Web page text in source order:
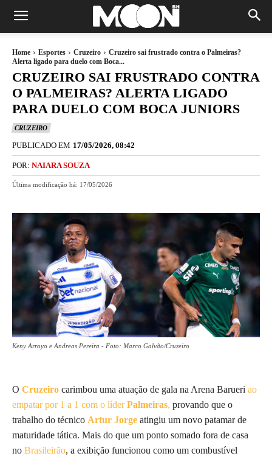
Home Esportes Cruzeiro
Cruzeiro sai frustrado contra o Palmeiras?
Alerta ligado para duelo com Boca...
CRUZEIRO SAI FRUSTRADO CONTRA
O PALMEIRAS? ALERTA LIGADO
PARA DUELO COM BOCA JUNIORS
CRUZEIRO
PUBLICADO EM 17/05/2026, 08:42
POR: NAIARA SOUZA
Última modificação há: 17/05/2026
Keny Arroyo e Andreas Pereira - Foto: Marco Galvão/Cruzeiro
O Cruzeiro carimbou uma atuação de gala na Arena Barueri ao
empatar por 1 a 1 com o líderPalmeiras, provando que o
trabalho do técnico Artur Jorge atingiu um novo patamar de
maturidade tática. Mais do que um ponto somado fora de casa
no Brasileirão, a exibição funcionou como um combustível